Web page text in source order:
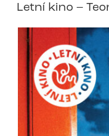
Letní kino –